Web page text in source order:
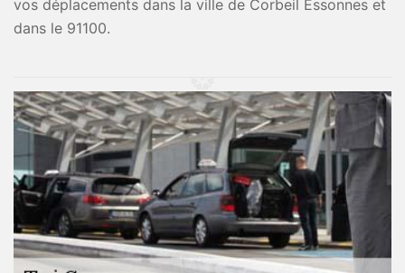
vos déplacements dans la ville de Corbeil Essonnes et
dans le 91100.